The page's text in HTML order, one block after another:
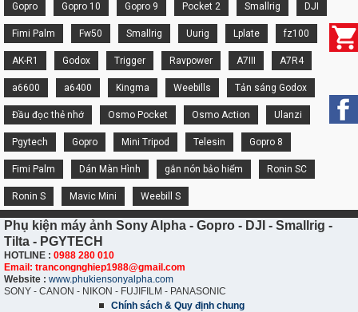
Gopro Gopro 10 Gopro 9 Pocket 2 Smallrig DJI
Fimi Palm Fw50 Smallrig Uurig Lplate fz100
AK-R1 Godox Trigger Ravpower A7III A7R4
a6600 a6400 Kingma Weebills Tản sáng Godox
Đầu đọc thẻ nhớ Osmo Pocket Osmo Action Ulanzi
Pgytech Gopro Mini Tripod Telesin Gopro 8
Fimi Palm Dán Màn Hình gắn nón bảo hiểm Ronin SC
Ronin S Mavic Mini Weebill S
Phụ kiện máy ảnh Sony Alpha - Gopro - DJI - Smallrig -
Tilta - PGYTECH
HOTLINE : 0988 280 010
Email: trancongnghiep1988@gmail.com
Website : www.phukiensonyalpha.com
SONY - CANON - NIKON - FUJIFILM - PANASONIC
Chính sách & Quy định chung